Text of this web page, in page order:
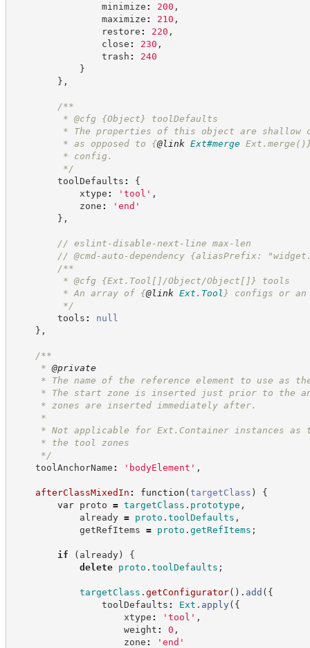
minimize : 200 ,
maximize : 210 ,
restore : 220 ,
close : 230 ,
trash :
240
}
} ,
/**
* @cfg {Object}
toolDefaults
* The properties of this object are shallow
* as opposed to {@link Ext#merge
* config.
*/
toolDefaults :
{
xtype : ' tool ' ,
zone : ' end '
} ,
// eslint-disable-next-line max-len
// @cmd-auto-dependency {aliasPrefix:
/**
* @cfg {Ext.Tool[]/Object/Object[]} tools
* An array of {@link Ext.Tool } configs or
*/
tools :
null
} ,
/**
* @private
* The name of the reference element to use as
* The start zone is inserted just prior to the
* zones are inserted immediately after.
*
* Not applicable for Ext.Container instances as
* the tool zones
*/
toolAnchorName : ' bodyElement ' ,
afterClassMixedIn : function (targetClass )
{
var proto = targetClass . prototype ,
already = proto . toolDefaults ,
getRefItems = proto . getRefItems ;
if ( already)
{
delete
proto . toolDefaults ;
targetClass . getConfigurator( ) . add ( {
toolDefaults : Ext . apply ( {
xtype : ' tool ' ,
weight : 0 ,
zone : ' end '